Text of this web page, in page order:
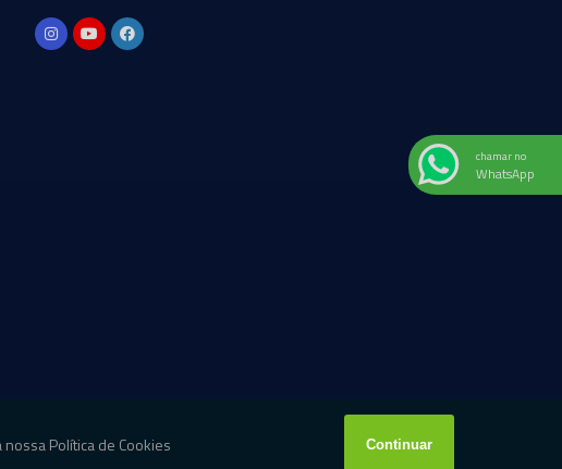
chamar no
WhatsApp